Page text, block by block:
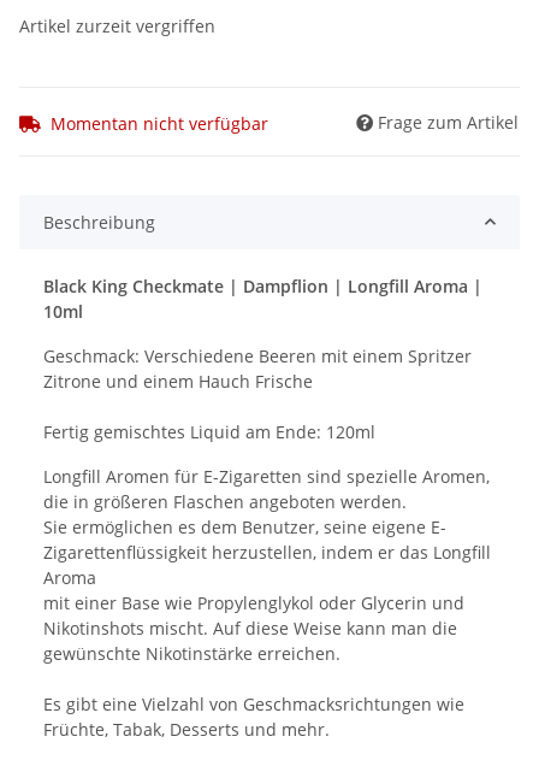
Artikel zurzeit vergriffen
Momentan nicht verfügbar Frage zum Artikel
Beschreibung
Black King Checkmate | Dampflion | Longfill Aroma |
10ml
Geschmack: Verschiedene Beeren mit einem Spritzer
Zitrone und einem Hauch Frische
Fertig gemischtes Liquid am Ende: 120ml
Longfill Aromen für E-Zigaretten sind spezielle Aromen,
die in größeren Flaschen angeboten werden.
Sie ermöglichen es dem Benutzer, seine eigene E-
Zigarettenflüssigkeit herzustellen, indem er das Longfill
Aroma
mit einer Base wie Propylenglykol oder Glycerin und
Nikotinshots mischt. Auf diese Weise kann man die
gewünschte Nikotinstärke erreichen.
Es gibt eine Vielzahl von Geschmacksrichtungen wie
Früchte, Tabak, Desserts und mehr.